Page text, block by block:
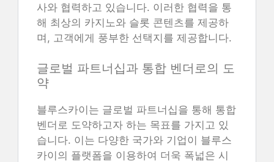
사와 협력하고 있습니다. 이러한 협력을 통
해 최상의 카지노와 슬롯 콘텐츠를 제공하
며, 고객에게 풍부한 선택지를 제공합니다.
글로벌 파트너십과 통합 벤더로의 도
약
블루스카이는 글로벌 파트너십을 통해 통합
벤더로 도약하고자 하는 목표를 가지고 있
습니다. 이는 다양한 국가와 기업이 블루스
카이의 플랫폼을 이용하여 더욱 폭넓은 시